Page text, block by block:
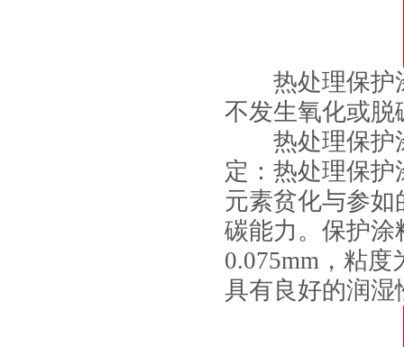
热处理保护涂
不发生氧化或脱
热处理保护涂
定：热处理保
元素贫化与参
碳能力。保护涂
0.075mm，粘
具有良好的润湿